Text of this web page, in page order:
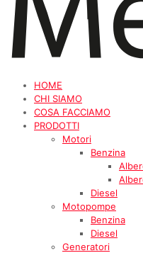
HOME
CHI SIAMO
COSA FACCIAMO
PRODOTTI
Motori
Benzina
Diesel
Motopompe
Benzina
Diesel
Generatori